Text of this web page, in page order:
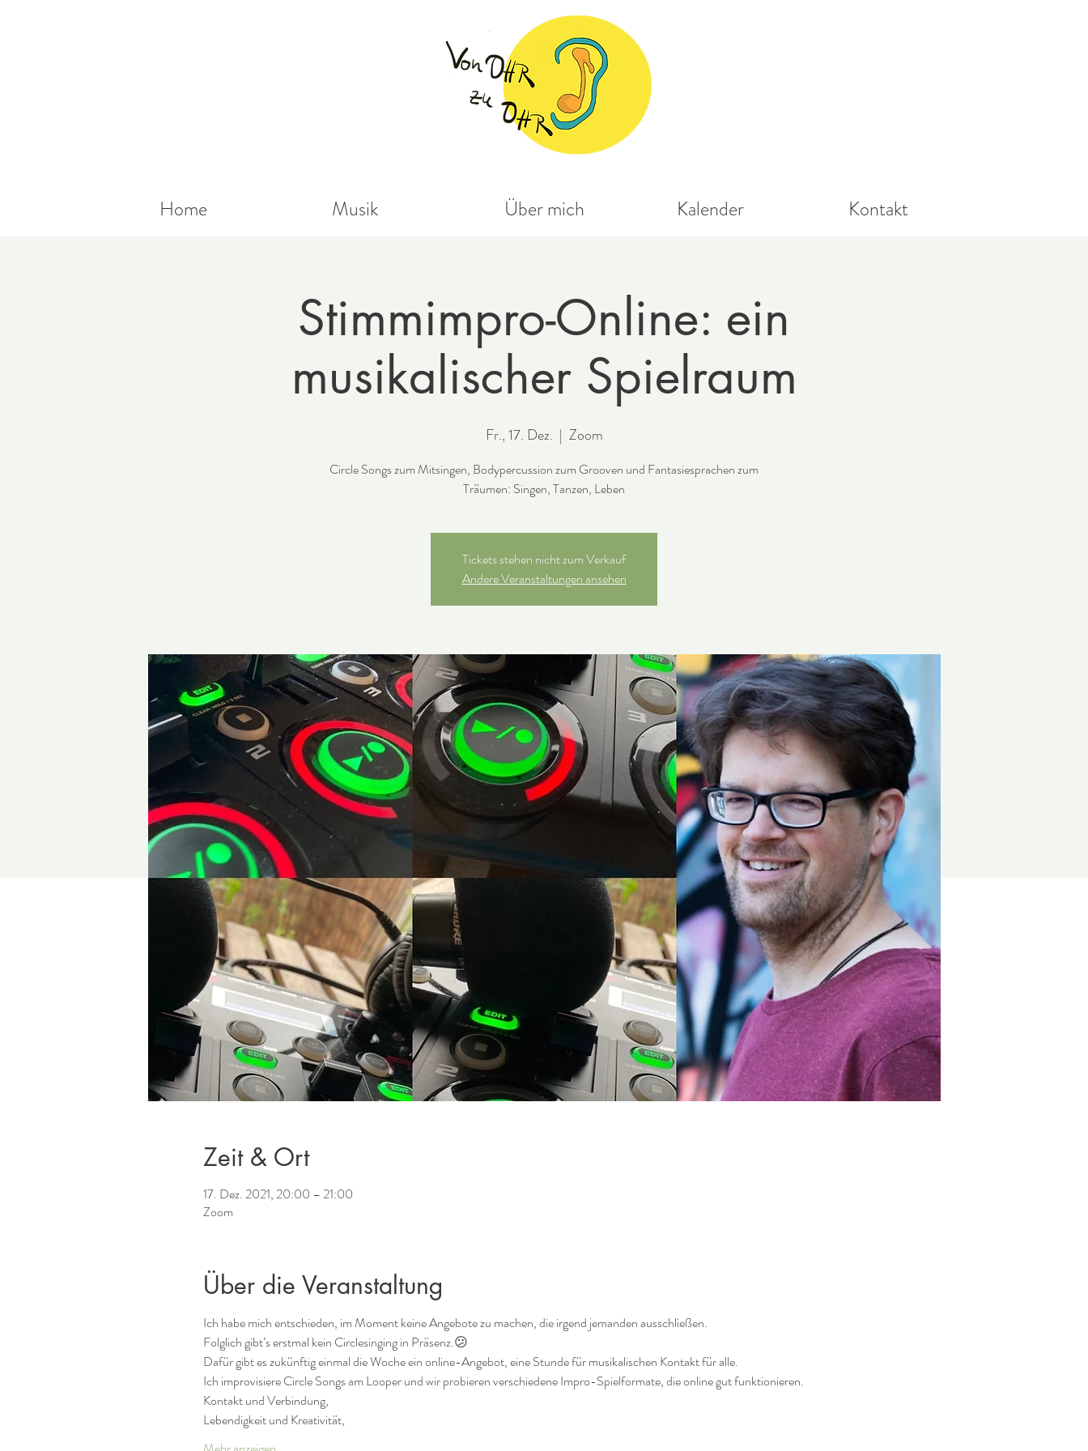
Home Musik Über mich Kalender Kontakt
Stimmimpro-Online: ein
musikalischer Spielraum
Fr., 17. Dez.
  |
Zoom
Circle Songs zum Mitsingen, Bodypercussion zum Grooven und Fantasiesprachen zum
Träumen: Singen, Tanzen, Leben
Tickets stehen nicht zum Verkauf
Andere Veranstaltungen ansehen
Zeit & Ort
17. Dez. 2021, 20:00 – 21:00
Zoom
Über die Veranstaltung
Ich habe mich entschieden, im Moment keine Angebote zu machen, die irgend jemanden ausschließen.
Folglich gibt’s erstmal kein Circlesinging in Präsenz.😕
Dafür gibt es zukünftig einmal die Woche ein online-Angebot, eine Stunde für musikalischen Kontakt für alle.
Ich improvisiere Circle Songs am Looper und wir probieren verschiedene Impro-Spielformate, die online gut funktionieren.
Kontakt und Verbindung,
Lebendigkeit und Kreativität,